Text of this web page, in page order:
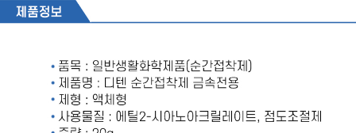
페이코 라이